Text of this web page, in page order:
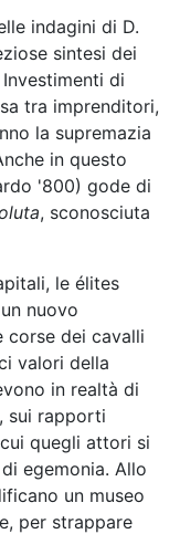
indagini di D.
sintesi dei
di
tra imprenditori,
la supremazia
in questo
'800) gode di
, sconosciuta
le élites
nuovo
corse dei cavalli
valori della
in realtà di
sui rapporti
quegli attori si
egemonia. Allo
un museo
per strappare